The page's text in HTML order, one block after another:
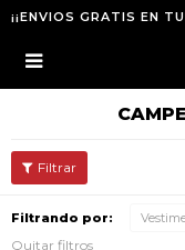
¡¡ENVIOS GRATIS EN

Filtrando por:
Quitar filtros